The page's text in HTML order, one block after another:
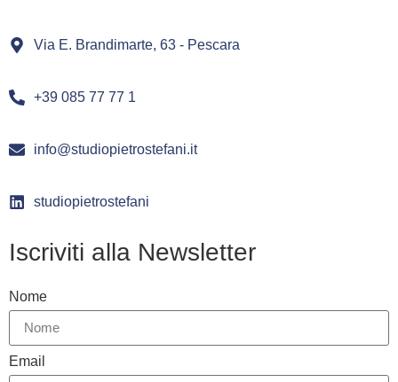
Via E. Brandimarte, 63 - Pescara
+39 085 77 77 1
info@studiopietrostefani.it
studiopietrostefani
Iscriviti alla Newsletter
Nome
Email